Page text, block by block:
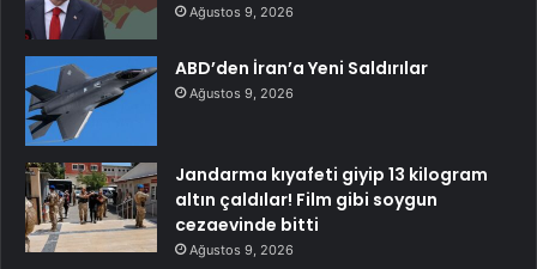
Ağustos 9, 2026
ABD’den İran’a Yeni Saldırılar
Ağustos 9, 2026
Jandarma kıyafeti giyip 13 kilogram
altın çaldılar! Film gibi soygun
cezaevinde bitti
Ağustos 9, 2026